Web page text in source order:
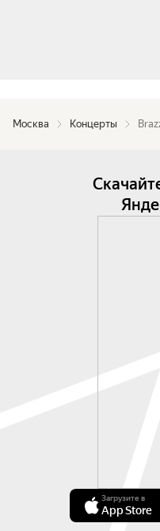
Москва Концерты
Загрузите в
App Store